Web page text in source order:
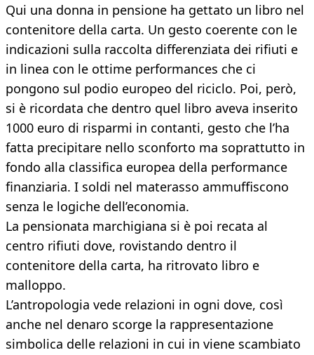
Qui una donna in pensione ha gettato un libro nel
contenitore della carta. Un gesto coerente con le
indicazioni sulla raccolta differenziata dei rifiuti e
in linea con le ottime performances che ci
pongono sul podio europeo del riciclo. Poi, però,
si è ricordata che dentro quel libro aveva inserito
1000 euro di risparmi in contanti, gesto che l’ha
fatta precipitare nello sconforto ma soprattutto in
fondo alla classifica europea della performance
finanziaria. I soldi nel materasso ammuffiscono
senza le logiche dell’economia.
La pensionata marchigiana si è poi recata al
centro rifiuti dove, rovistando dentro il
contenitore della carta, ha ritrovato libro e
malloppo.
L’antropologia vede relazioni in ogni dove, così
anche nel denaro scorge la rappresentazione
simbolica delle relazioni in cui in viene scambiato